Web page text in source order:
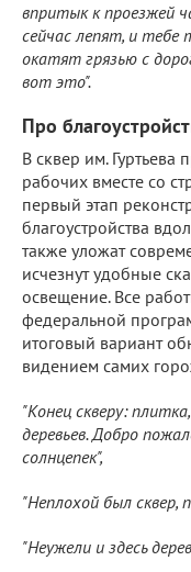
впритык к проезжей
сейчас лепят, и тебе
окатят грязью с
вот это".
Про
В сквер им. Гуртьева
рабочих вместе со
первый этап
благоустройства
также уложат
исчезнут удобные
освещение. Все
федеральной
итоговый вариант
видением самих
"Конец скверу:
деревьев. Добро
солнцепек",
"Неплохой был сквер,
"Неужели и здесь